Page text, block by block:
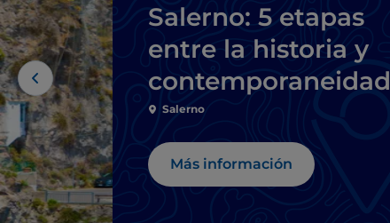
Salerno: 5 etapas
entre la historia y
contemporaneidad
Salerno
Más información